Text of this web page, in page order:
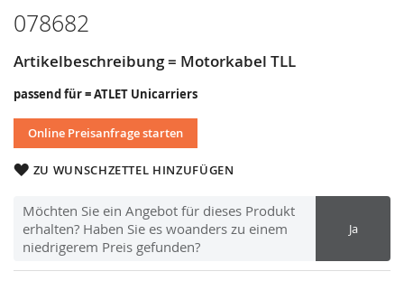
078682
Artikelbeschreibung = Motorkabel TLL
passend für = ATLET Unicarriers
Online Preisanfrage starten
ZU WUNSCHZETTEL HINZUFÜGEN
Möchten Sie ein Angebot für dieses Produkt
erhalten? Haben Sie es woanders zu einem
niedrigerem Preis gefunden?
Ja
Bildergalerie